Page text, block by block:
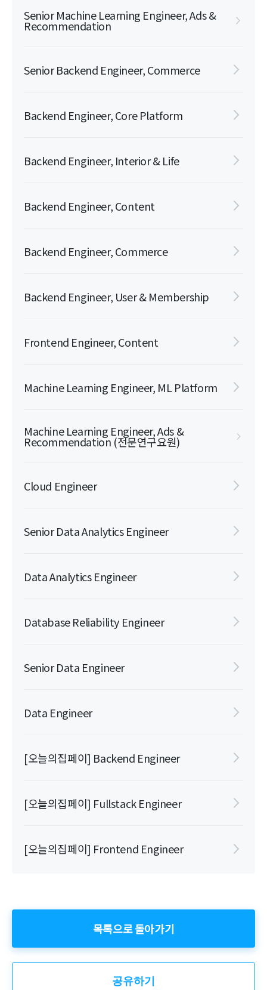
Senior Machine Learning Engineer, Ads &
Recommendation
Senior Backend Engineer, Commerce
Backend Engineer, Core Platform
Backend Engineer, Interior & Life
Backend Engineer, Content
Backend Engineer, Commerce
Backend Engineer, User & Membership
Frontend Engineer, Content
Machine Learning Engineer, ML Platform
Machine Learning Engineer, Ads &
Recommendation (전문연구요원)
Cloud Engineer
Senior Data Analytics Engineer
Data Analytics Engineer
Database Reliability Engineer
Senior Data Engineer
Data Engineer
[오늘의집페이] Backend Engineer
[오늘의집페이] Fullstack Engineer
[오늘의집페이] Frontend Engineer
목록으로 돌아가기
공유하기